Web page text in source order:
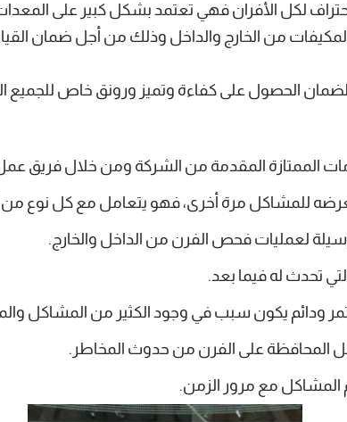
لكل الأفران فهي تعتمد بشكل كبير على
من الخارج والداخل وذلك من أجل ضمان
الحصول على كفاءة وتميز ورونق خاص للجميع
الممتازة المقدمة من الشركة ومن خلال فريق
للمشاكل مرة أخرى، فهو يتعامل مع كل نوع من
لعمليات فحص الفرن من الداخل والخارج.
تحدث له فيما بعد.
ودائم يكون سبب في وجود الكثير من المشاكل
المحافظة على الفرن من حدوث المخاطر.
المشاكل مع مرور الزمن.